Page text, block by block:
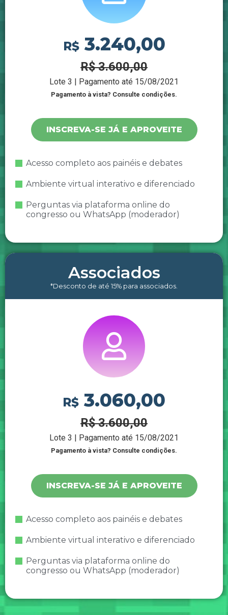
R$3.240,00
R$ 3.600,00
Lote 3 | Pagamento até 15/08/2021
Pagamento à vista? Consulte condições.
Acesso completo aos painéis e debates
Ambiente virtual interativo e diferenciado
Perguntas via plataforma online do
congresso ou WhatsApp (moderador)
INSCREVA-SE JÁ E APROVEITE
Associados
*Desconto de até 15% para associados.
R$ 3.060,00
R$ 3.600,00
Lote 3 | Pagamento até 15/08/2021
Pagamento à vista? Consulte condições.
Acesso completo aos painéis e debates
Ambiente virtual interativo e diferenciado
Perguntas via plataforma online do
congresso ou WhatsApp (moderador)
INSCREVA-SE JÁ E APROVEITE